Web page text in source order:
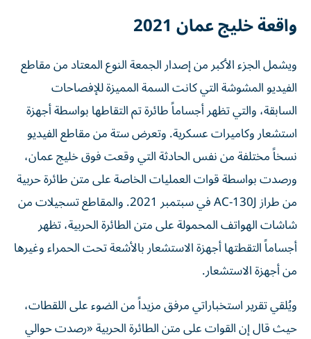
واقعة خليج عمان 2021
ويشمل الجزء الأكبر من إصدار الجمعة النوع المعتاد من مقاطع
الفيديو المشوشة التي كانت السمة المميزة للإفصاحات
السابقة، والتي تظهر أجساماً طائرة تم التقاطها بواسطة أجهزة
استشعار وكاميرات عسكرية. وتعرض ستة من مقاطع الفيديو
نسخاً مختلفة من نفس الحادثة التي وقعت فوق خليج عمان،
ورصدت بواسطة قوات العمليات الخاصة على متن طائرة حربية
من طراز AC-130J في سبتمبر 2021. والمقاطع تسجيلات من
شاشات الهواتف المحمولة على متن الطائرة الحربية، تظهر
أجساماً التقطتها أجهزة الاستشعار بالأشعة تحت الحمراء وغيرها
من أجهزة الاستشعار.
ويُلقي تقرير استخباراتي مرفق مزيداً من الضوء على اللقطات،
حيث قال إن القوات على متن الطائرة الحربية «رصدت حوالي